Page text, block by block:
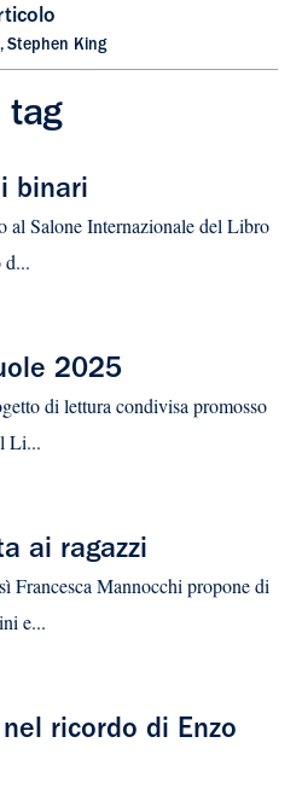
, Stephen King
tag
binari
al Salone Internazionale del Libro
d...
2025
di lettura condivisa promosso
Li...
ai ragazzi
Francesca Mannocchi propone di
e...
ricordo di Enzo